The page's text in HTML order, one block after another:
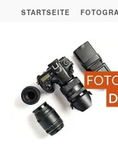
STARTSEITE